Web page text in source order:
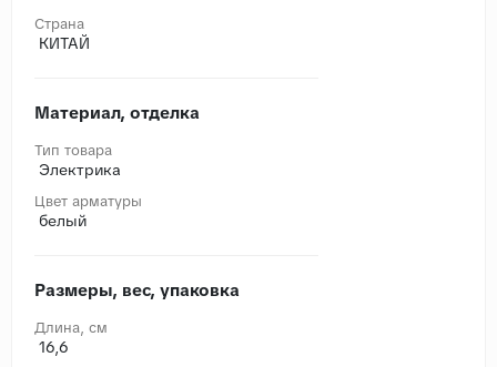
Страна
КИТАЙ
Материал, отделка
Тип товара
Электрика
Цвет арматуры
белый
Размеры, вес, упаковка
Длина, cм
16,6